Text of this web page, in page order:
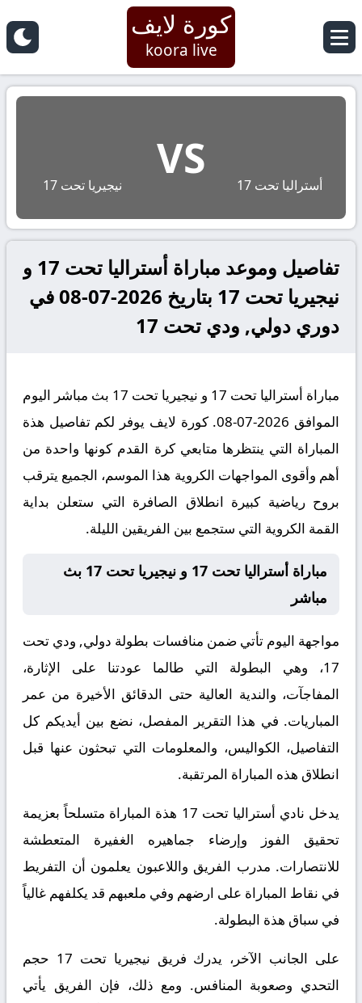
كورة لايف
koora live
أستراليا تحت 17
VS
نيجيريا تحت 17
تفاصيل وموعد مباراة أستراليا تحت 17 و
نيجيريا تحت 17 بتاريخ 2026-07-08 في
دوري دولي, ودي تحت 17
مباراة أستراليا تحت 17 و نيجيريا تحت 17 بث مباشر اليوم
الموافق 2026-07-08. كورة لايف يوفر لكم تفاصيل هذة
المباراة التي ينتظرها متابعي كرة القدم كونها واحدة من
أهم وأقوى المواجهات الكروية هذا الموسم، الجميع يترقب
بروح رياضية كبيرة انطلاق الصافرة التي ستعلن بداية
القمة الكروية التي ستجمع بين الفريقين الليلة.
مباراة أستراليا تحت 17 و نيجيريا تحت 17 بث
مباشر
مواجهة اليوم تأتي ضمن منافسات بطولة دولي, ودي تحت
17، وهي البطولة التي طالما عودتنا على الإثارة،
المفاجآت، والندية العالية حتى الدقائق الأخيرة من عمر
المباريات. في هذا التقرير المفصل، نضع بين أيديكم كل
التفاصيل، الكواليس، والمعلومات التي تبحثون عنها قبل
انطلاق هذه المباراة المرتقبة.
يدخل نادي أستراليا تحت 17 هذة المباراة متسلحاً بعزيمة
تحقيق الفوز وإرضاء جماهيره الغفيرة المتعطشة
للانتصارات. مدرب الفريق واللاعبون يعلمون أن التفريط
في نقاط المباراة على ارضهم وفي ملعبهم قد يكلفهم غالياً
في سباق هذة البطولة.
على الجانب الآخر، يدرك فريق نيجيريا تحت 17 حجم
التحدي وصعوبة المنافس. ومع ذلك، فإن الفريق يأتي